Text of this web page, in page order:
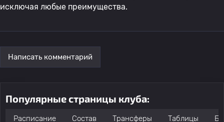
исключая любые преимущества.
Написать комментарий
Популярные страницы клуба:
Расписание Состав Трансферы Таблицы